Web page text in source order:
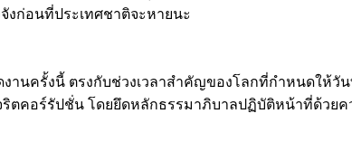
ก่อนที่ประเทศชาติจะหายนะ
านครั้งนี้ ตรงกับช่วงเวลาสำคัญของโลกที่กำหนดให้
อร์รัปชั่น โดยยึดหลักธรรมาภิบาลปฏิบัติหน้าที่ด้วยค